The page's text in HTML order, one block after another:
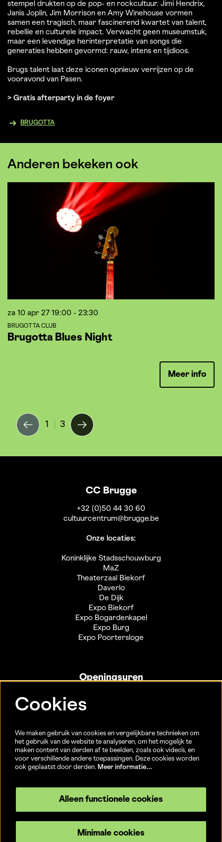
stempel drukten op de pop- en rockcultuur. Jimi Hendrix,
Janis Joplin, Jim Morrison en Amy Winehouse vormen
samen een tragisch, maar fascinerend kwartet van talent,
rebellie en culturele impact. Verwacht geen museumstuk,
maar een levendige herinterpretatie van songs die
generaties hebben gevormd: rauw, intens en tijdloos.
Brugs talent laat deze iconen opnieuw verrijzen op de
vooravond van Pasen.
> Gratis afterparty in de foyer
BRUGOTTA
Anderen bekeken ook
Brugotta Blues Night
BRUGOTTA CLUB
za 10 apr 27 19:00 - 23:30
Meer info
1 3
CC Brugge
+32 (0)50 44 30 60
cultuurcentrum@brugge.be
Onze locaties:
Koninklijke Stadsschouwburg
MaZ
Theaterzaal Biekorf
Daverlo
De Dijk
Expo Biekorf
Expo Bogardenkapel
Expo Burg
Expo Poortersloge
Openingsuren
Sint-Jakobsstraat 20
15/08)
Cookies
We maken gebruik van cookies en vergelijkbare technieken om
het gebruik van de website te analyseren, om het mogelijk te
maken content van derden af te beelden, zoals ook video’s, en
voor verschillende andere toepassingen. Deze cookies worden
ook geplaatst door derden. Meer informatie…
Alleen functionele cookies
Minimale cookies